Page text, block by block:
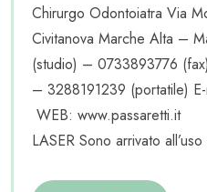
Chirurgo Odontoiatra Via
Civitanova Marche Alta –
(studio) – 0733893776
– 3288191239 (portatile)
WEB: www.passaretti.it
LASER Sono arrivato